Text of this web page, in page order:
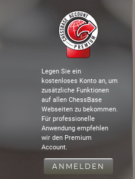
Legen Sie ein
kostenloses Konto an, um
zusätzliche Funktionen
auf allen ChessBase
Webseiten zu bekommen.
Für professionelle
Anwendung empfehlen
wir den Premium
Account.
ANMELDEN